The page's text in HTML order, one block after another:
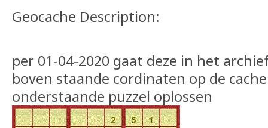
Geocache Description:
per 01-04-2020 gaat deze in het
boven staande cordinaten op de
onderstaande puzzel oplossen